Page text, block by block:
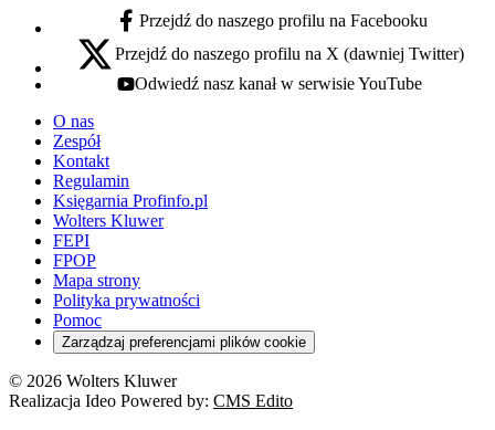
facebook - otwiera się w nowej karcie
Przejdź do naszego profilu na Facebooku
x - otwiera się w nowej karcie
Przejdź do naszego profilu na X (dawniej Twitter)
youtube - otwiera się w nowej karcie
Odwiedź nasz kanał w serwisie YouTube
O nas
Zespół
Kontakt
Regulamin
Księgarnia Profinfo.pl
Wolters Kluwer
FEPI
FPOP
Mapa strony
Polityka prywatności
Pomoc
Zarządzaj preferencjami plików cookie
© 2026 Wolters Kluwer
Realizacja Ideo Powered by: CMS Edito